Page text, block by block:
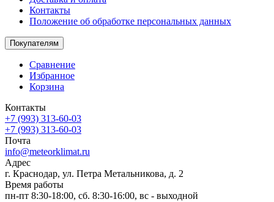
Контакты
Положение об обработке персональных данных
Покупателям
Сравнение
Избранное
Корзина
Контакты
+7 (993) 313-60-03
+7 (993) 313-60-03
Почта
info@meteorklimat.ru
Адрес
г. Краснодар, ул. Петра Метальникова, д. 2
Время работы
пн-пт 8:30-18:00, сб. 8:30-16:00, вс - выходной